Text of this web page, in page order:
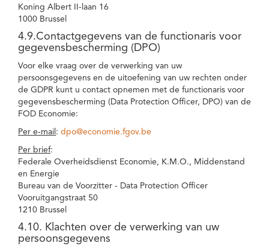
Koning Albert II-laan 16
1000 Brussel
4.9.Contactgegevens van de functionaris voor
gegevensbescherming (DPO)
Voor elke vraag over de verwerking van uw
persoonsgegevens en de uitoefening van uw rechten onder
de GDPR kunt u contact opnemen met de functionaris voor
gegevensbescherming (Data Protection Officer, DPO) van de
FOD Economie:
Per e-mail : dpo@economie.fgov.be
Per brief:
Federale Overheidsdienst Economie, K.M.O., Middenstand
en Energie
Bureau van de Voorzitter - Data Protection Officer
Vooruitgangstraat 50
1210 Brussel
4.10. Klachten over de verwerking van uw
persoonsgegevens